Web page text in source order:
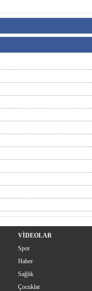
VİDEOLAR
Spor
Haber
Sağlık
Çocuklar